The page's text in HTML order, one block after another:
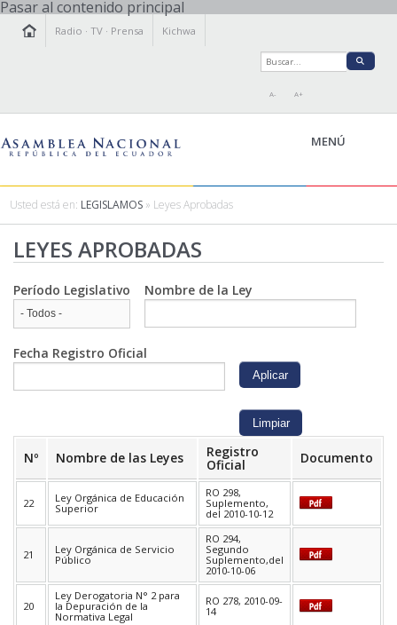
Pasar al contenido principal
Radio ·TV · Prensa Kichwa
A- A+
MENÚ
LA ASAMBLEA
LEGISLAMOS
FISCALIZAMOS
TRANSPARENCIA
PRENSA
PARTICIPACIÓN
Usted está en: LEGISLAMOS » Leyes Aprobadas
LEYES APROBADAS
Período Legislativo Nombre de la Ley
Fecha Registro Oficial
Nº Nombre de las Leyes Registro
Oficial Documento
22
Ley Orgánica de Educación
Superior
RO 298,
Suplemento,
del 2010-10-12
21
Ley Orgánica de Servicio
Público
RO 294,
Segundo
Suplemento,del
2010-10-06
20
Ley Derogatoria N° 2 para
la Depuración de la
Normativa Legal
RO 278, 2010-09-
14